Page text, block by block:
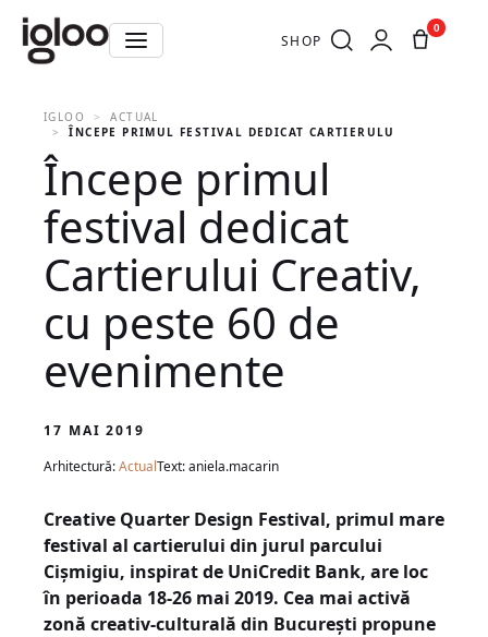
SHOP
0
IGLOO
ACTUAL
ÎNCEPE PRIMUL FESTIVAL DEDICAT CARTIERULUI CREATIV,
Începe primul
festival dedicat
Cartierului Creativ,
cu peste 60 de
evenimente
17 MAI 2019
Arhitectură:ActualText: aniela.macarin
Creative Quarter Design Festival, primul mare
festival al cartierului din jurul parcului
Cișmigiu, inspirat de UniCredit Bank, are loc
în perioada 18-26 mai 2019. Cea mai activă
zonă creativ-culturală din București propune